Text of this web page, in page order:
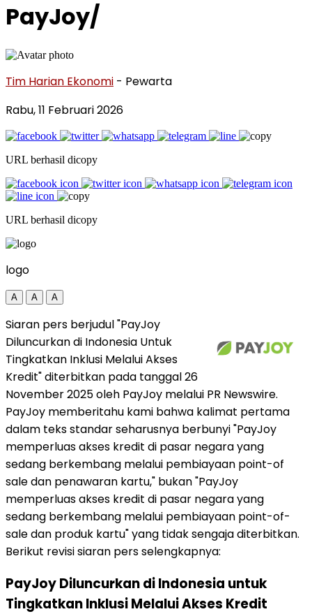
PayJoy/
Tim Harian Ekonomi - Pewarta
Rabu, 11 Februari 2026
URL berhasil dicopy
URL berhasil dicopy
logo
A A A
Siaran pers berjudul "PayJoy
Diluncurkan di Indonesia Untuk
Tingkatkan Inklusi Melalui Akses
Kredit" diterbitkan pada tanggal 26
November 2025 oleh PayJoy melalui PR Newswire.
PayJoy memberitahu kami bahwa kalimat pertama
dalam teks standar seharusnya berbunyi "PayJoy
memperluas akses kredit di pasar negara yang
sedang berkembang melalui pembiayaan point-of
sale dan penawaran kartu," bukan "PayJoy
memperluas akses kredit di pasar negara yang
sedang berkembang melalui pembiayaan point-of-
sale dan produk kartu" yang tidak sengaja diterbitkan.
Berikut revisi siaran pers selengkapnya:
PayJoy Diluncurkan di Indonesia untuk
Tingkatkan Inklusi Melalui Akses Kredit